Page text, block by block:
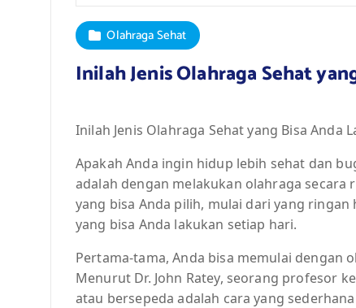
Olahraga Sehat
Inilah Jenis Olahraga Sehat
Inilah Jenis Olahraga Sehat yang Bisa Anda
Apakah Anda ingin hidup lebih sehat dan
adalah dengan melakukan olahraga
yang bisa Anda pilih, mulai dari yang
yang bisa Anda lakukan setiap hari.
Pertama-tama, Anda bisa memulai dengan
Menurut Dr. John Ratey, seorang profesor
atau bersepeda adalah cara yang